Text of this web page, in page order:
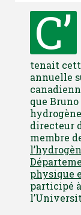
C’
tenait
annuelle
que
directeur
membre
physique
participé